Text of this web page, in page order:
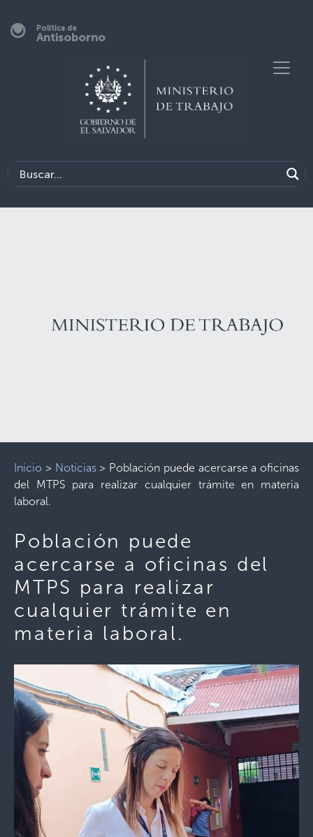
Política de
Antisoborno
Inicio > Noticias> Población puede acercarse a oficinas
del MTPS para realizar cualquier trámite en materia
laboral.
Población puede
acercarse a oficinas del
MTPS para realizar
cualquier trámite en
materia laboral.